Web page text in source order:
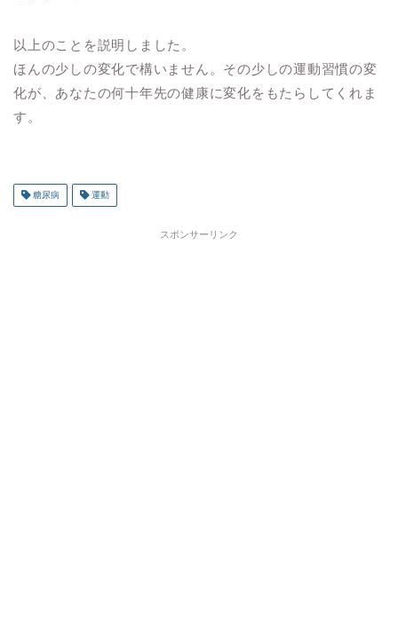
以上のことを説明しました。
ほんの少しの変化で構いません。その少しの運動習慣の変
化が、あなたの何十年先の健康に変化をもたらしてくれま
す。
糖尿病 運動
スポンサーリンク